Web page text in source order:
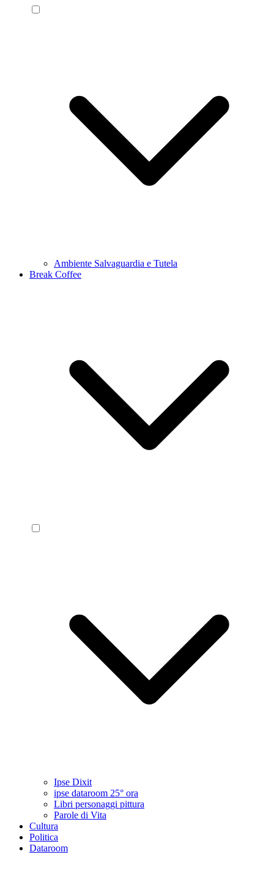
Ambiente Salvaguardia e Tutela
Break Coffee
Ipse Dixit
ipse dataroom 25° ora
Libri personaggi pittura
Parole di Vita
Cultura
Politica
Dataroom